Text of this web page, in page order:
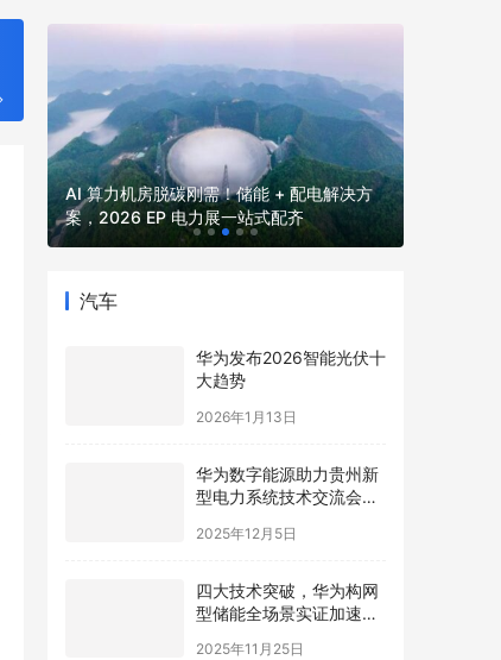
AI 算力机房脱碳刚需！储能 + 配电解决方
案，2026 EP 电力展一站式配齐
汽车
华为发布2026智能光伏十
大趋势
2026年1月13日
华为数字能源助力贵州新
型电力系统技术交流会在
2025年12月5日
四大技术突破，华为构网
型储能全场景实证加速新
2025年11月25日